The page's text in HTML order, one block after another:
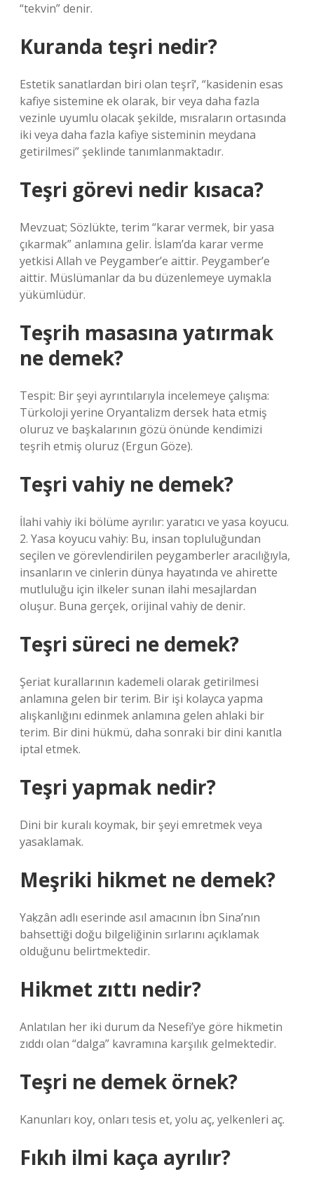
“tekvin” denir.
Kuranda teşri nedir?
Estetik sanatlardan biri olan teşrî‘, “kasidenin esas
kafiye sistemine ek olarak, bir veya daha fazla
vezinle uyumlu olacak şekilde, mısraların ortasında
iki veya daha fazla kafiye sisteminin meydana
getirilmesi” şeklinde tanımlanmaktadır.
Teşri görevi nedir kısaca?
Mevzuat; Sözlükte, terim “karar vermek, bir yasa
çıkarmak” anlamına gelir. İslam’da karar verme
yetkisi Allah ve Peygamber’e aittir. Peygamber’e
aittir. Müslümanlar da bu düzenlemeye uymakla
yükümlüdür.
Teşrih masasına yatırmak
ne demek?
Tespit: Bir şeyi ayrıntılarıyla incelemeye çalışma:
Türkoloji yerine Oryantalizm dersek hata etmiş
oluruz ve başkalarının gözü önünde kendimizi
teşrih etmiş oluruz (Ergun Göze).
Teşri vahiy ne demek?
İlahi vahiy iki bölüme ayrılır: yaratıcı ve yasa koyucu.
2. Yasa koyucu vahiy: Bu, insan topluluğundan
seçilen ve görevlendirilen peygamberler aracılığıyla,
insanların ve cinlerin dünya hayatında ve ahirette
mutluluğu için ilkeler sunan ilahi mesajlardan
oluşur. Buna gerçek, orijinal vahiy de denir.
Teşri süreci ne demek?
Şeriat kurallarının kademeli olarak getirilmesi
anlamına gelen bir terim. Bir işi kolayca yapma
alışkanlığını edinmek anlamına gelen ahlaki bir
terim. Bir dini hükmü, daha sonraki bir dini kanıtla
iptal etmek.
Teşri yapmak nedir?
Dini bir kuralı koymak, bir şeyi emretmek veya
yasaklamak.
Meşriki hikmet ne demek?
Yaḳẓân adlı eserinde asıl amacının İbn Sina’nın
bahsettiği doğu bilgeliğinin sırlarını açıklamak
olduğunu belirtmektedir.
Hikmet zıttı nedir?
Anlatılan her iki durum da Nesefi’ye göre hikmetin
zıddı olan “dalga” kavramına karşılık gelmektedir.
Teşri ne demek örnek?
Kanunları koy, onları tesis et, yolu aç, yelkenleri aç.
Fıkıh ilmi kaça ayrılır?